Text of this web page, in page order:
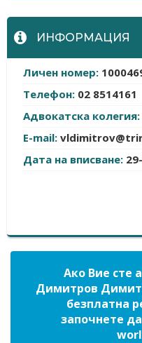
ИНФОРМАЦИЯ
Личен номер:
Телефон: 02 8514161
Адвокатска колегия:
E-mail:
Дата на вписване:
Ако Вие сте
Димитров
безплатна
започнете